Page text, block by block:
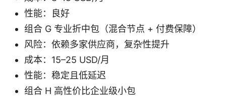
性能：良好
组合 G 专业折中包（混合节点 + 付费保障）
风险：依赖多家供应商，复杂性提升
成本：15–25 USD/月
性能：稳定且低延迟
组合 H 高性价比企业级小包